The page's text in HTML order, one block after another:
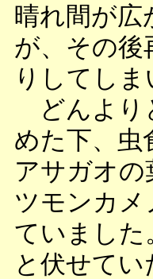
晴れ間が広
が、その後
りしてしま
どんより
めた下、虫
アサガオ
ツモンカ
ていました
と伏せてい